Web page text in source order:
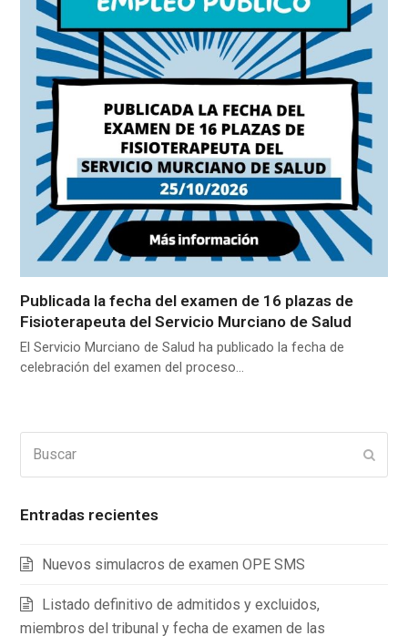
Publicada la fecha del examen de 16 plazas de
Fisioterapeuta del Servicio Murciano de Salud
El Servicio Murciano de Salud ha publicado la fecha de
celebración del examen del proceso…
Entradas recientes
Nuevos simulacros de examen OPE SMS
Listado definitivo de admitidos y excluidos,
miembros del tribunal y fecha de examen de las